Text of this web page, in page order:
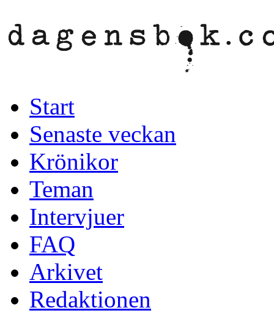
Start
Senaste veckan
Krönikor
Teman
Intervjuer
FAQ
Arkivet
Redaktionen